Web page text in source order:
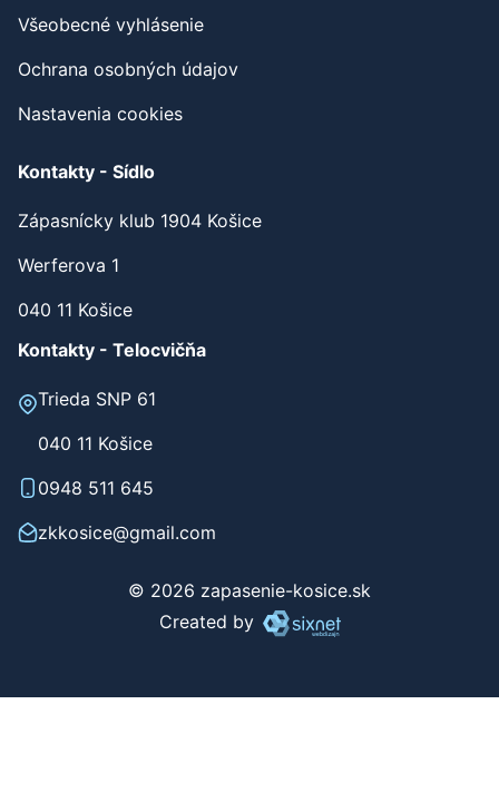
Všeobecné vyhlásenie
Ochrana osobných údajov
Nastavenia cookies
Kontakty - Sídlo
Zápasnícky klub 1904 Košice
Werferova 1
040 11 Košice
Kontakty - Telocvičňa
Trieda SNP 61
040 11 Košice
0948 511 645
zkkosice@gmail.com
© 2026 zapasenie-kosice.sk
Created by